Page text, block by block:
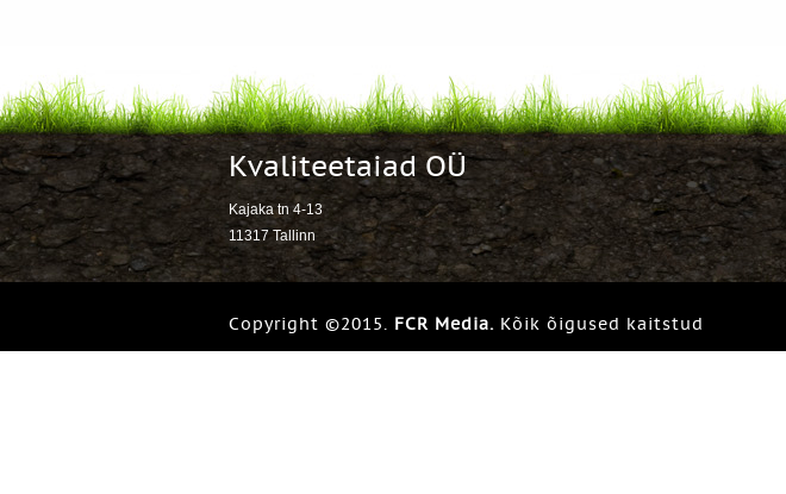
Kvaliteetaiad OÜ
Kajaka tn 4-13
11317 Tallinn
Copyright ©2015. FCR Media. Kõik õigused kaitstud